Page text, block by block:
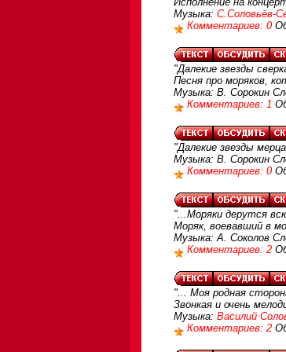
Музыка: С.Соловьёв-
Комментариев: 0
"Далекие звезды
Песня про моряков,
Музыка: В. Сорокин
Комментариев: 1
"Далекие звезды
Музыка: В. Сорокин
Комментариев: 0
"...Моряки дерутся
Моряк, воевавший в
Музыка: А. Соколов
Комментариев: 2
"... Моя родная
Звонкая и очень
Музыка: Василий
Комментариев: 2